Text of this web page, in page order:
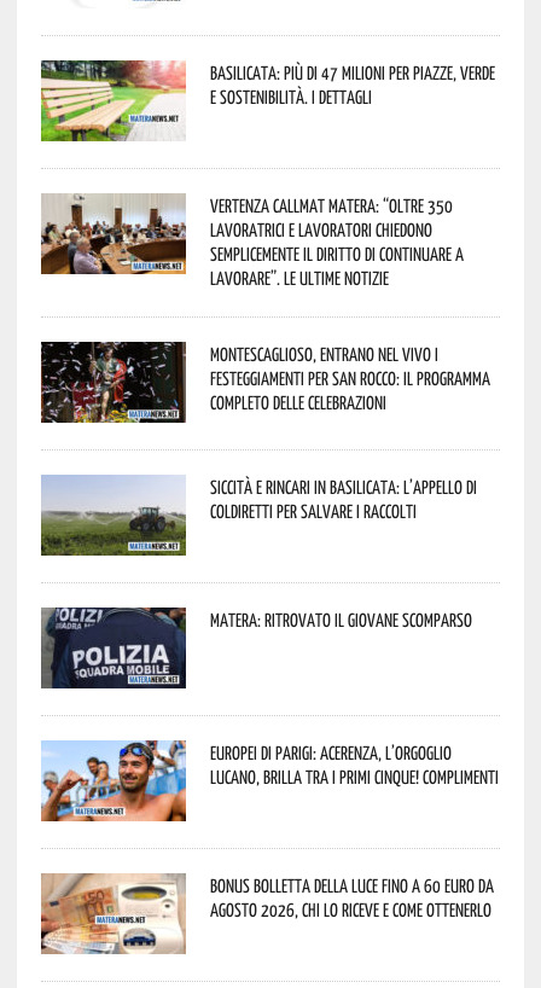
Basilicata: più di 47 milioni per piazze, verde
e sostenibilità. I dettagli
Vertenza CallMat Matera: “Oltre 350
lavoratrici e lavoratori chiedono
semplicemente il diritto di continuare a
lavorare”. Le ultime notizie
Montescaglioso, entrano nel vivo i
festeggiamenti per San Rocco: il programma
completo delle celebrazioni
Siccità e rincari in Basilicata: l’appello di
Coldiretti per salvare i raccolti
Matera: ritrovato il giovane scomparso
Europei di Parigi: Acerenza, l’orgoglio
lucano, brilla tra i primi cinque! Complimenti
Bonus bolletta della luce fino a 60 euro da
agosto 2026, chi lo riceve e come ottenerlo